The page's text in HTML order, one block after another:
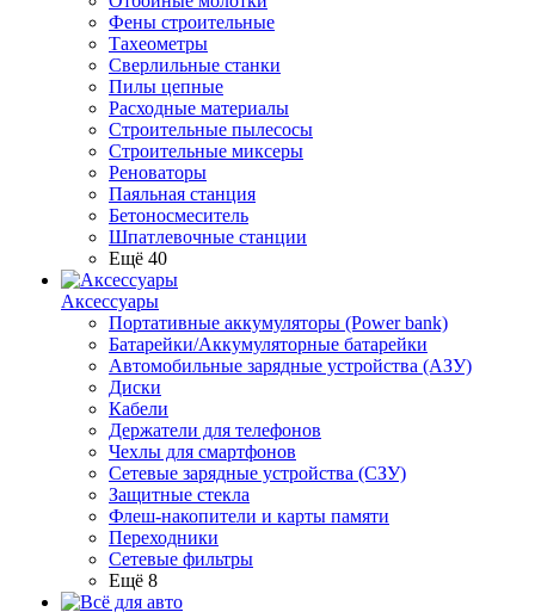
Фены строительные
Тахеометры
Сверлильные станки
Пилы цепные
Расходные материалы
Строительные пылесосы
Строительные миксеры
Реноваторы
Паяльная станция
Бетоносмеситель
Шпатлевочные станции
Ещё 40
Аксессуары
Портативные аккумуляторы (Power bank)
Батарейки/Аккумуляторные батарейки
Автомобильные зарядные устройства (АЗУ)
Диски
Кабели
Держатели для телефонов
Чехлы для смартфонов
Сетевые зарядные устройства (СЗУ)
Защитные стекла
Флеш-накопители и карты памяти
Переходники
Сетевые фильтры
Ещё 8